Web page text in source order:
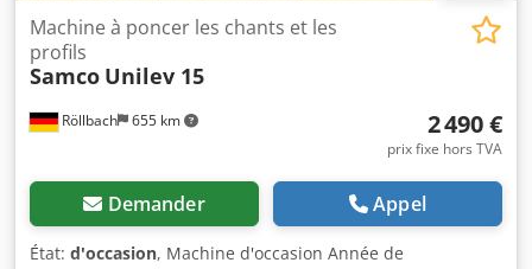
Röllbach 655 km
Machine à poncer les chants et les
profils
Samco Unilev 15
2 490 €
prix fixe hors TVA
Demander Appel
État: d'occasion, Machine d'occasion Année de